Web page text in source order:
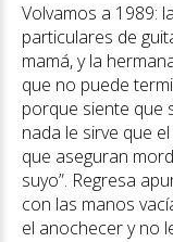
Volvamos a 1989:
particulares de
mamá, y la
que no puede
porque siente que
nada le sirve que
que aseguran
suyo”. Regresa
con las manos
el anochecer y no